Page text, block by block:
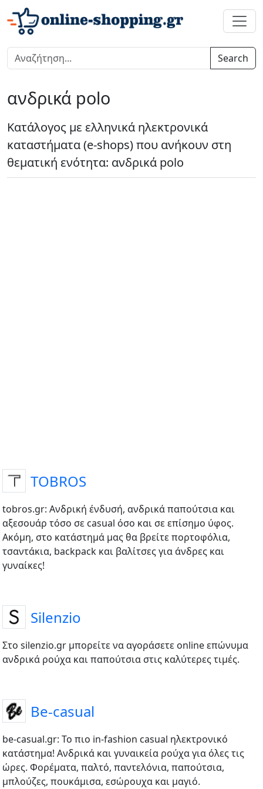
Search
ανδρικά polo
Κατάλογος με ελληνικά ηλεκτρονικά
καταστήματα (e-shops) που ανήκουν στη
θεματική ενότητα: ανδρικά polo
TOBROS
tobros.gr: Ανδρική ένδυσή, ανδρικά παπούτσια και
αξεσουάρ τόσο σε casual όσο και σε επίσημο ύφος.
Ακόμη, στο κατάστημά μας θα βρείτε πορτοφόλια,
τσαντάκια, backpack και βαλίτσες για άνδρες και
γυναίκες!
Silenzio
Στο silenzio.gr μπορείτε να αγοράσετε online επώνυμα
ανδρικά ρούχα και παπούτσια στις καλύτερες τιμές.
Be-casual
be-casual.gr: To πιο in-fashion casual ηλεκτρονικό
κατάστημα! Ανδρικά και γυναικεία ρούχα για όλες τις
ώρες. Φορέματα, παλτό, παντελόνια, παπούτσια,
μπλούζες, πουκάμισα, εσώρουχα και μαγιό.